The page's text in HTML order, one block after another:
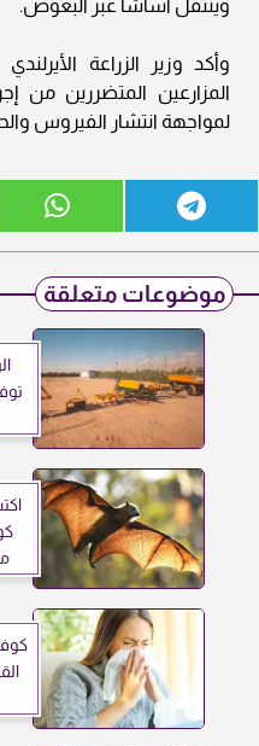
وينتقل أساسًا عبر البعوض.
وأكد وزير الزراعة
المزارعين المتضررين من
لمواجهة انتشار الفيروس
موضوعات متعلقة